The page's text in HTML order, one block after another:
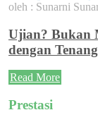
oleh : Sunarni
Ujian? Bukan
dengan
Read More
Prestasi